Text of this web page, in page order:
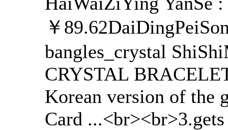
￥
bangles_crystal
CRYSTAL
Korean version of the
Card